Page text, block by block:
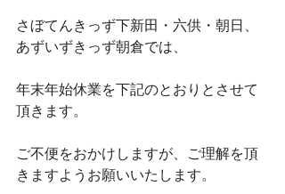
さぼてんきっず下新田・六供・朝日、
あずいずきっず朝倉では、
年末年始休業を下記のとおりとさせて
頂きます。
ご不便をおかけしますが、ご理解を頂
きますようお願いいたします。